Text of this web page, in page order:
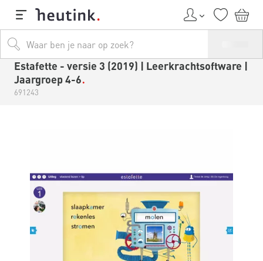
Estafette - versie 3 (2019) | Leerkrachtsoftware |
Jaargroep 4-6
691243